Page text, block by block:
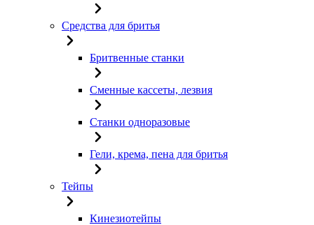
Средства для бритья
Бритвенные станки
Сменные кассеты, лезвия
Станки одноразовые
Гели, крема, пена для бритья
Тейпы
Кинезиотейпы